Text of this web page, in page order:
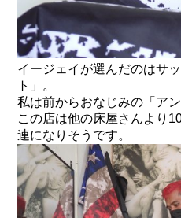
イージェイが選んだのはサ
ト」。
私は前からおなじみの「アン
この店は他の床屋さんより
連になりそうです。